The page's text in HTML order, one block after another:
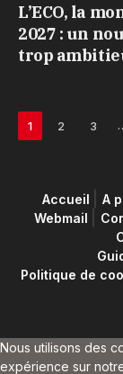
L’ECO, la
2027 : un
trop
1 2 3
Accueil A
Webmail
Politique de
Nous utilisons des
expérience sur